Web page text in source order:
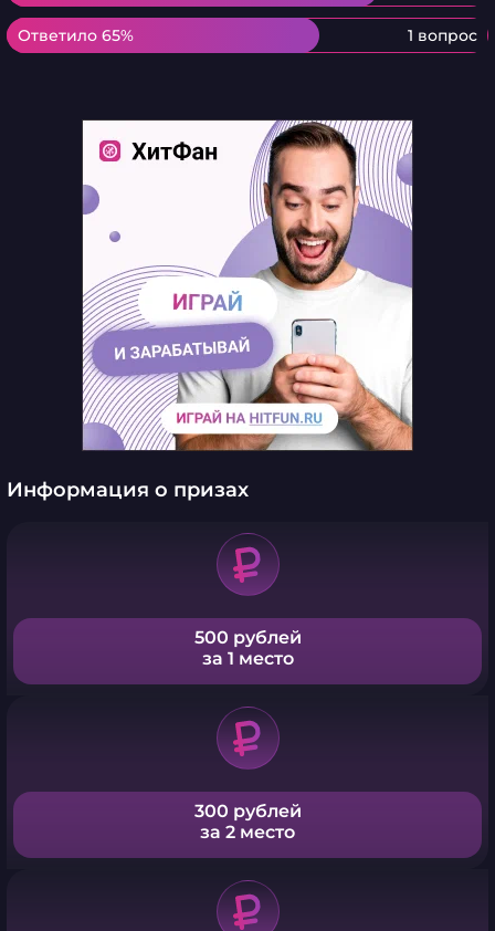
Ответило 65% 1 вопрос
Ответило 65%
Информация о призах
500 рублей
за 1 место
300 рублей
за 2 место